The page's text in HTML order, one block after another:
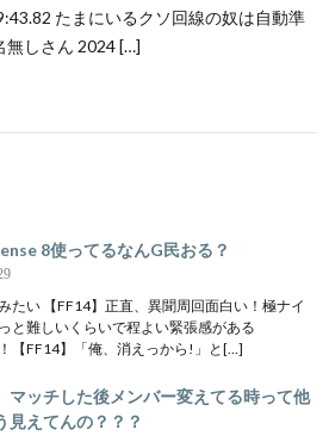
たまにいるクソ回線の奴は自動準
無しさん 2024 […]
8使ってるなんG民おる？
たい 【FF14】正直、異聞周回面白い！極ナイ
と難しいくらいで程よい緊張感がある
【FF14】「俺、消えっから!」と[…]
マッチした後メンバー変えてる時って他
見えてんの？？？